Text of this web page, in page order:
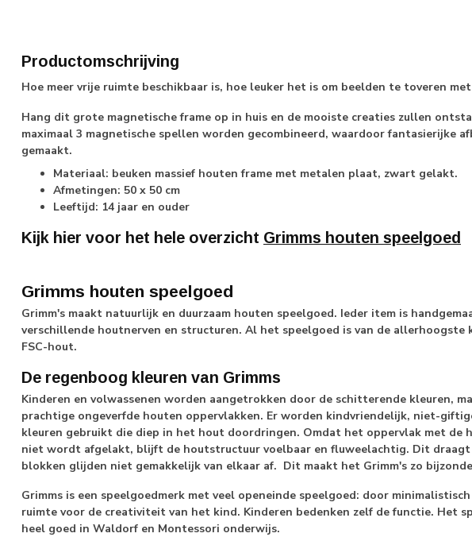
Productomschrijving
Hoe meer vrije ruimte beschikbaar is, hoe leuker het is om beelden te toveren
Hang dit grote magnetische frame op in huis en de mooiste creaties zullen
maximaal 3 magnetische spellen worden gecombineerd, waardoor fantasierijke
gemaakt.
Materiaal: beuken massief houten frame met metalen plaat, zwart gelakt.
Afmetingen: 50 x 50 cm
Leeftijd: 14 jaar en ouder
Kijk hier voor het hele overzicht Grimms houten speelgoed
Grimms houten speelgoed
Grimm's maakt natuurlijk en duurzaam houten speelgoed. Ieder item is
verschillende houtnerven en structuren. Al het speelgoed is van de allerhoogste
FSC-hout.
De regenboog kleuren van Grimms
Kinderen en volwassenen worden aangetrokken door de schitterende kleuren,
prachtige ongeverfde houten oppervlakken. Er worden kindvriendelijk, niet-
kleuren gebruikt die diep in het hout doordringen. Omdat het oppervlak met de
niet wordt afgelakt, blijft de houtstructuur voelbaar en fluweelachtig. Dit
blokken glijden niet gemakkelijk van elkaar af. Dit maakt het Grimm's zo
Grimms is een speelgoedmerk met veel openeinde speelgoed: door
ruimte voor de creativiteit van het kind. Kinderen bedenken zelf de functie. Het
heel goed in Waldorf en Montessori onderwijs.